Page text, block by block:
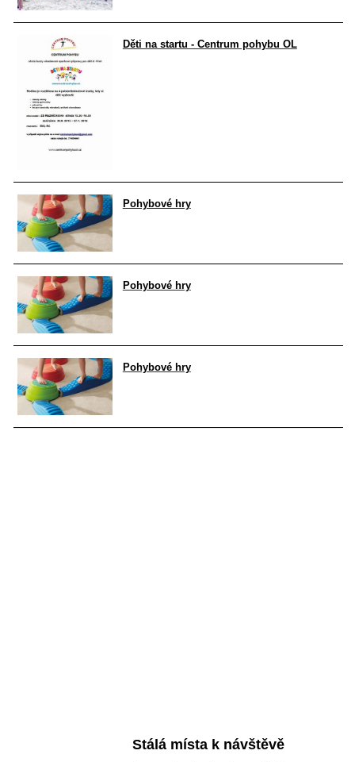
Děti na startu - Centrum pohybu OL
Pohybové hry
Pohybové hry
Pohybové hry
Stálá místa k návštěvě